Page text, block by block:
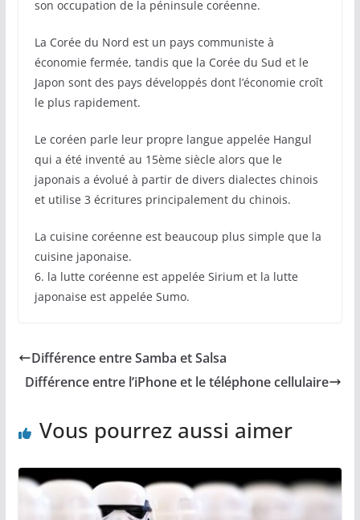
son occupation de la péninsule coréenne.
La Corée du Nord est un pays communiste à
économie fermée, tandis que la Corée du Sud et le
Japon sont des pays développés dont l’économie croît
le plus rapidement.
Le coréen parle leur propre langue appelée Hangul
qui a été inventé au 15ème siècle alors que le
japonais a évolué à partir de divers dialectes chinois
et utilise 3 écritures principalement du chinois.
La cuisine coréenne est beaucoup plus simple que la
cuisine japonaise.
6. la lutte coréenne est appelée Sirium et la lutte
japonaise est appelée Sumo.
Différence entre Samba et Salsa
Différence entre l’iPhone et le téléphone cellulaire
Vous pourrez aussi aimer